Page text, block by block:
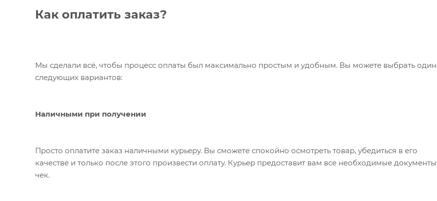
Как оплатить заказ?
Мы сделали всё, чтобы процесс оплаты был максимально простым и удобным. Вы можете выбрать
следующих вариантов:
Наличными при получении
Просто оплатите заказ наличными курьеру. Вы сможете спокойно осмотреть товар, убедиться в его
качестве и только после этого произвести оплату. Курьер предоставит вам все необходимые
чек.